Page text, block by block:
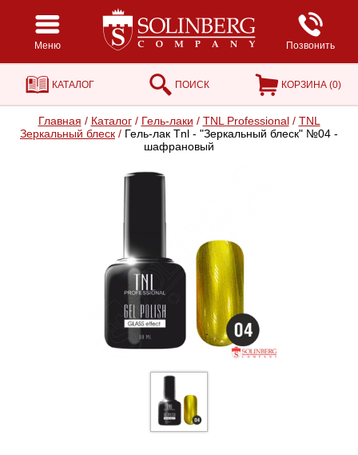
Меню Позвонить
КАТАЛОГ ПОИСК КОРЗИНА (0)
Главная / Каталог / Гель-лаки / TNL Professional / TNL
Зеркальный блеск / Гель-лак Tnl - "Зеркальный блеск" №04 -
шафрановый